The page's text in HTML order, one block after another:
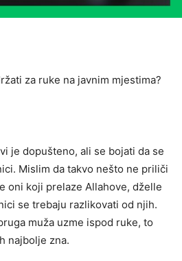
za ruke na javnim mjestima?
je dopušteno, ali se bojati da se
Mislim da takvo nešto ne priliči
oni koji prelaze Allahove, dželle
se trebaju razlikovati od njih.
muža uzme ispod ruke, to
najbolje zna.